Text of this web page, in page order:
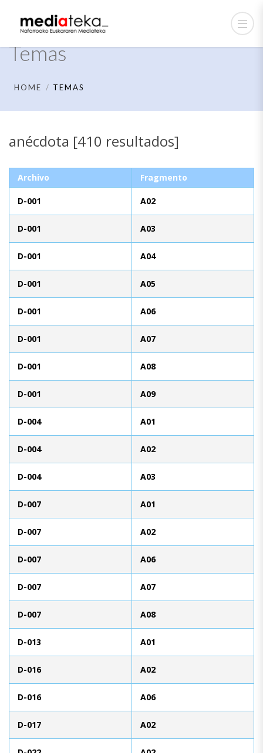
Temas
HOME TEMAS
anécdota [410 resultados]
Archivo Fragmento
D-001 A02
D-001 A03
D-001 A04
D-001 A05
D-001 A06
D-001 A07
D-001 A08
D-001 A09
D-004 A01
D-004 A02
D-004 A03
D-007 A01
D-007 A02
D-007 A06
D-007 A07
D-007 A08
D-013 A01
D-016 A02
D-016 A06
D-017 A02